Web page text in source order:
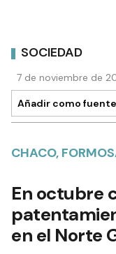
SOCIEDAD
7 de noviembre de
Añadir como
CHACO,
En octubre
en el Norte